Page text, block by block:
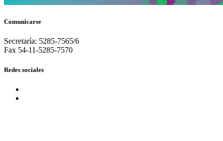
Comunicarse
Secretaría: 5285-7565/6
Fax 54-11-5285-7570
Redes sociales